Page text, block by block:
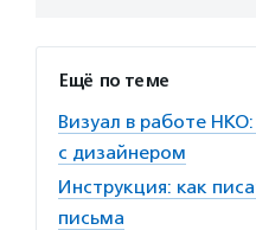
Ещё по теме
Визуал в работе
с дизайнером
Инструкция: как
письма